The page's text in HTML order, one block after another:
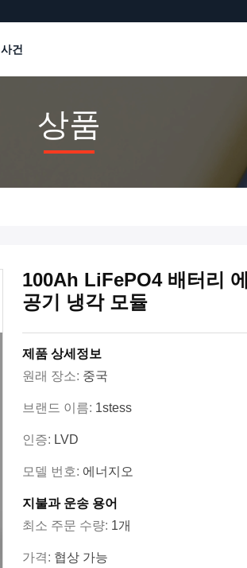
사건
상품
100Ah LiFePO4 배터리
공기 냉각 모듈
제품 상세정보
원래 장소: 중국
브랜드 이름: 1stess
인증: LVD
모델 번호: 에너지오
지불과 운송 용어
최소 주문 수량: 1개
가격: 협상 가능